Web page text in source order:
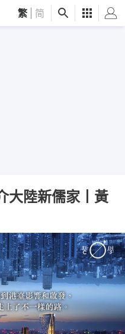
繁 简
陸新儒家丨黃